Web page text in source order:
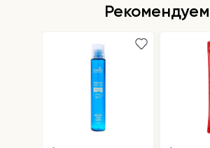
Рекомендуем